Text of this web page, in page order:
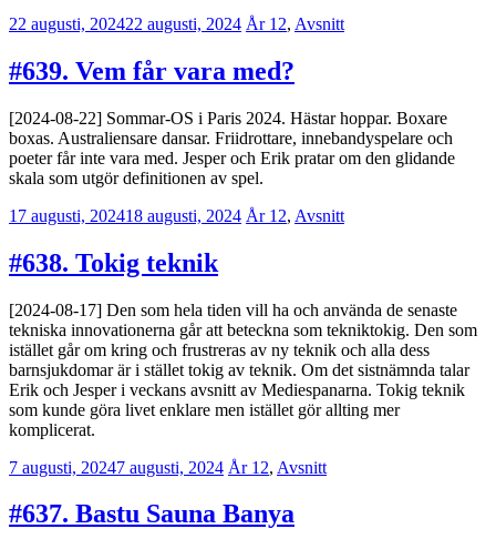
22 augusti, 202422 augusti, 2024 Erik
År 12, Avsnitt
#639. Vem får vara med?
[2024-08-22] Sommar-OS i Paris 2024. Hästar hoppar. Boxare
boxas. Australiensare dansar. Friidrottare, innebandyspelare och
poeter får inte vara med. Jesper och Erik pratar om den glidande
skala som utgör definitionen av spel.
17 augusti, 202418 augusti, 2024 Jesper
År 12, Avsnitt
#638. Tokig teknik
[2024-08-17] Den som hela tiden vill ha och använda de senaste
tekniska innovationerna går att beteckna som tekniktokig. Den som
istället går om kring och frustreras av ny teknik och alla dess
barnsjukdomar är i stället tokig av teknik. Om det sistnämnda talar
Erik och Jesper i veckans avsnitt av Mediespanarna. Tokig teknik
som kunde göra livet enklare men istället gör allting mer
komplicerat.
7 augusti, 20247 augusti, 2024 Erik
År 12, Avsnitt
#637. Bastu Sauna Banya